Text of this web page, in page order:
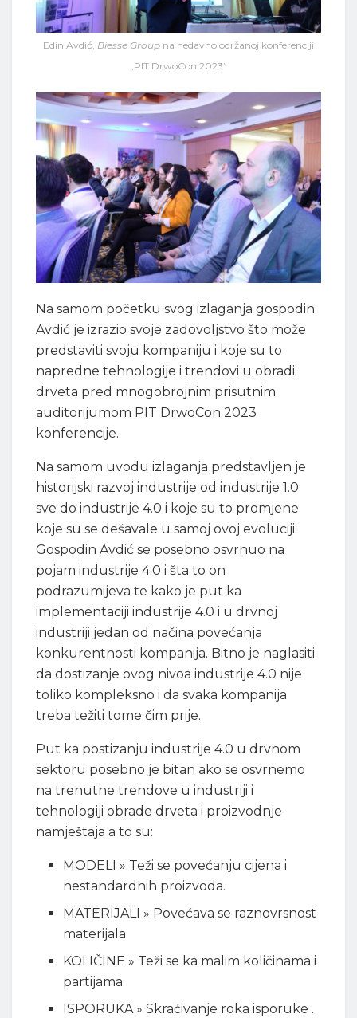
Edin Avdić, Biesse Group na nedavno održanoj konferenciji
„PIT DrwoCon 2023“
Na samom početku svog izlaganja gospodin
Avdić je izrazio svoje zadovoljstvo što može
predstaviti svoju kompaniju i koje su to
napredne tehnologije i trendovi u obradi
drveta pred mnogobrojnim prisutnim
auditorijumom PIT DrwoCon 2023
konferencije.
Na samom uvodu izlaganja predstavljen je
historijski razvoj industrije od industrije 1.0
sve do industrije 4.0 i koje su to promjene
koje su se dešavale u samoj ovoj evoluciji.
Gospodin Avdić se posebno osvrnuo na
pojam industrije 4.0 i šta to on
podrazumijeva te kako je put ka
implementaciji industrije 4.0 i u drvnoj
industriji jedan od načina povećanja
konkurentnosti kompanija. Bitno je naglasiti
da dostizanje ovog nivoa industrije 4.0 nije
toliko kompleksno i da svaka kompanija
treba težiti tome čim prije.
Put ka postizanju industrije 4.0 u drvnom
sektoru posebno je bitan ako se osvrnemo
na trenutne trendove u industriji i
tehnologiji obrade drveta i proizvodnje
namještaja a to su:
MODELI » Teži se povećanju cijena i
nestandardnih proizvoda.
MATERIJALI » Povećava se raznovrsnost
materijala.
KOLIČINE » Teži se ka malim količinama i
partijama.
ISPORUKA » Skraćivanje roka isporuke .